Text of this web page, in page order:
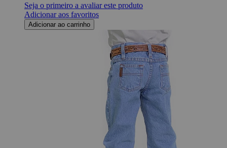
Seja o primeiro a avaliar este produto
Adicionar aos favoritos
Adicionar ao carrinho